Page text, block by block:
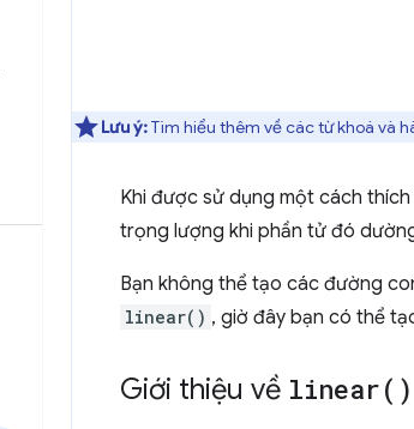
Lưu ý:Tìm hiểu thêm về các từ khoá và
Khi được sử dụng một cách
trọng lượng khi phần tử đó
Bạn không thể tạo các đường
linear() , giờ đây bạn có thể
Giới thiệu về linear( )